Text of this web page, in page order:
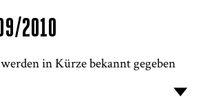
2010
in Kürze bekannt gegeben